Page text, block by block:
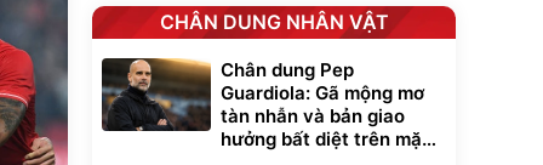
CHÂN DUNG NHÂN VẬT
Chân dung Pep
Guardiola: Gã mộng mơ
tàn nhẫn và bản giao
hưởng bất diệt trên mặt